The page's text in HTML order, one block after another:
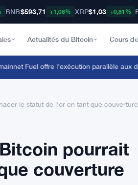
BNB$593,71 +1,08% XRP$1,03 +0,81%
Actualités du Bitcoin Cours
Fuel offre l'exécution parallèle aux
le statut de l’or en tant que
pourrait
couverture